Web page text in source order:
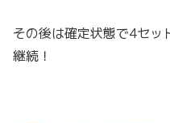
その後は確定状態で4セッ
継続！